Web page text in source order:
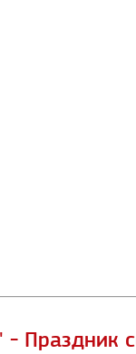
Праздник